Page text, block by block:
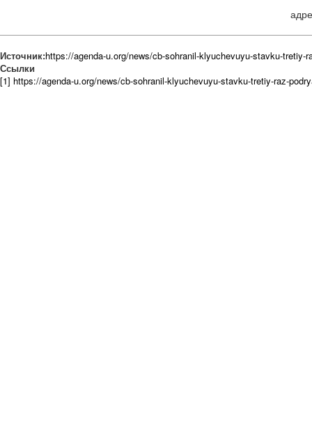
Источник:https://agenda-u.org/news/cb-sohranil-klyuchevuyu-stavku-tretiy-
Ссылки
[1] https://agenda-u.org/news/cb-sohranil-klyuchevuyu-stavku-tretiy-raz-